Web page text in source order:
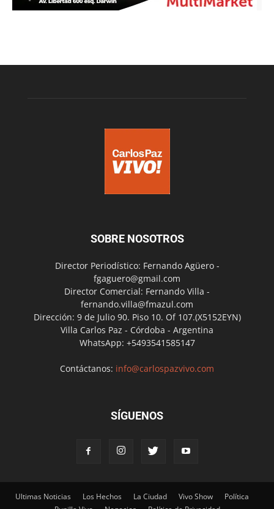
SOBRE NOSOTROS
Director Periodístico: Fernando Agüero -
fgaguero@gmail.com
Director Comercial: Fernando Villa -
fernando.villa@fmazul.com
Dirección: 9 de Julio 90. Piso 10. Of 107.(X5152EYN)
Villa Carlos Paz - Córdoba - Argentina
WhatsApp: +5493541585147
Contáctanos: info@carlospazvivo.com
SÍGUENOS
Ultimas Noticias Los Hechos La Ciudad Vivo Show
Política